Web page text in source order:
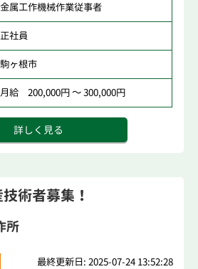
金属工作機械作業従事者
正社員
駒ヶ根市
月給 200,000円 ～ 300,000円
詳しく見る
術者募集！
所
最終更新日: 2025-07-24 13:52:28